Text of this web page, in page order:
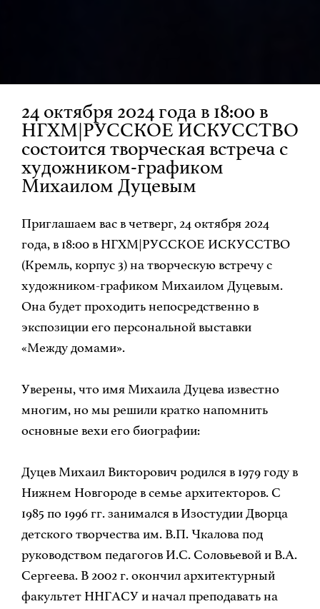
24 октября 2024 года в 18:00 в
НГХМ|РУССКОЕ ИСКУССТВО
состоится творческая встреча с
художником-графиком
Михаилом Дуцевым
Приглашаем вас в четверг, 24 октября 2024
года, в 18:00 в НГХМ|РУССКОЕ ИСКУССТВО
(Кремль, корпус 3) на творческую встречу с
художником-графиком Михаилом Дуцевым.
Она будет проходить непосредственно в
экспозиции его персональной выставки
«Между домами».
Уверены, что имя Михаила Дуцева известно
многим, но мы решили кратко напомнить
основные вехи его биографии:
Дуцев Михаил Викторович родился в 1979 году в
Нижнем Новгороде в семье архитекторов. С
1985 по 1996 гг. занимался в Изостудии Дворца
детского творчества им. В.П. Чкалова под
руководством педагогов И.С. Соловьевой и В.А.
Сергеева. В 2002 г. окончил архитектурный
факультет ННГАСУ и начал преподавать на